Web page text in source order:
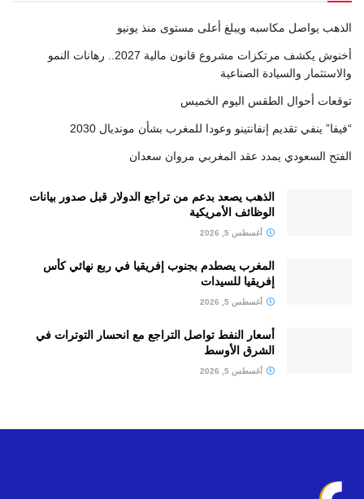
الذهب يواصل مكاسبه ويبلغ أعلى مستوى منذ يونيو
أخنوش يكشف مرتكزات مشروع قانون مالية 2027.. رهانات النمو
والاستثمار والسيادة الصناعية
توقعات أحوال الطقس اليوم الخميس
“فيفا” ينفي تقديم إنفانتينو وعودا للمغرب بشأن مونديال 2030
الفتح السعودي يمدد عقد المغربي مروان سعدان
الذهب يصعد بدعم من تراجع الدولار قبل صدور بيانات
الوظائف الأمريكية
أغسطس 5, 2026
المغرب يصطدم بجنوب إفريقيا في ربع نهائي كأس
إفريقيا للسيدات
أغسطس 5, 2026
أسعار النفط تواصل التراجع مع انحسار التوترات في
الشرق الأوسط
أغسطس 5, 2026